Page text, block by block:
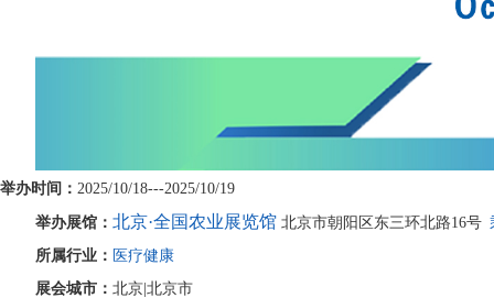
举办时间： 2025/10/18---2025/10/19
举办展馆： 北京·全国农业展览馆 北京市朝阳区东三环北路16号
所属行业： 医疗健康
展会城市： 北京|北京市